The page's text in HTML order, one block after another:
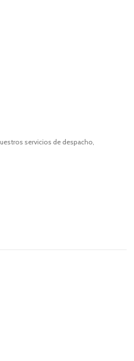
servicios de despacho,